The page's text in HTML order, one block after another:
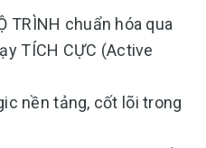
TRÌNH chuẩn hóa qua
TÍCH CỰC (Active
nền tảng, cốt lõi trong